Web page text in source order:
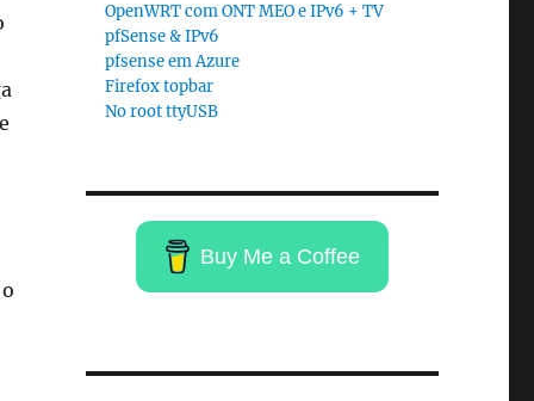
OpenWRT com ONT MEO e IPv6 + TV
pfSense & IPv6
pfsense em Azure
Firefox topbar
No root ttyUSB
Buy Me a Coffee